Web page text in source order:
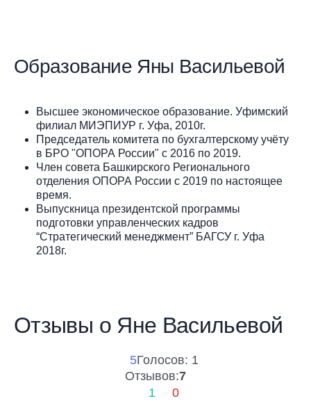
Образование Яны Васильевой
Высшее экономическое образование. Уфимский
филиал МИЭПИУР г. Уфа, 2010г.
Председатель комитета по бухгалтерскому учёту
в БРО "ОПОРА России" с 2016 по 2019.
Член совета Башкирского Регионального
отделения ОПОРА России с 2019 по настоящее
время.
Выпускница президентской программы
подготовки управленческих кадров
“Стратегический менеджмент” БАГСУ г. Уфа
2018г.
Отзывы о Яне Васильевой
5Голосов: 1
Отзывов:7
1
0